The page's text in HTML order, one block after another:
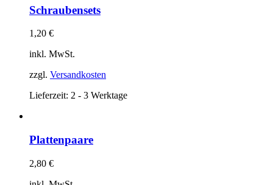
Schraubensets
1,20 €
inkl. MwSt.
zzgl. Versandkosten
Lieferzeit: 2 - 3 Werktage
Plattenpaare
2,80 €